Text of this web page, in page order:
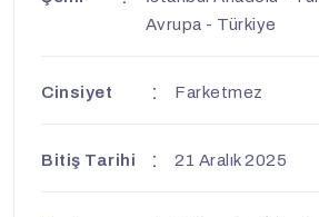
Avrupa - Türkiye
Cinsiyet Farketmez
Bitiş Tarihi 21 Aralık 2025